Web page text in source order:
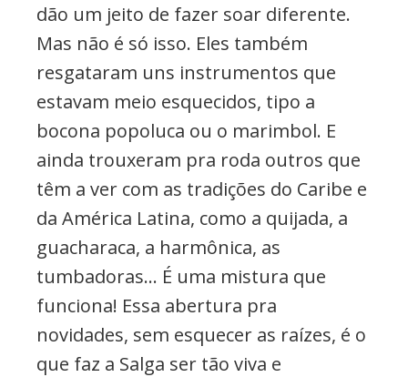
dão um jeito de fazer soar diferente.
Mas não é só isso. Eles também
resgataram uns instrumentos que
estavam meio esquecidos, tipo a
bocona popoluca ou o marimbol. E
ainda trouxeram pra roda outros que
têm a ver com as tradições do Caribe e
da América Latina, como a quijada, a
guacharaca, a harmônica, as
tumbadoras… É uma mistura que
funciona! Essa abertura pra
novidades, sem esquecer as raízes, é o
que faz a Salga ser tão viva e